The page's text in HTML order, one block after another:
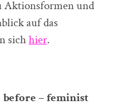
und
auf das
sichhier.
before – feminist